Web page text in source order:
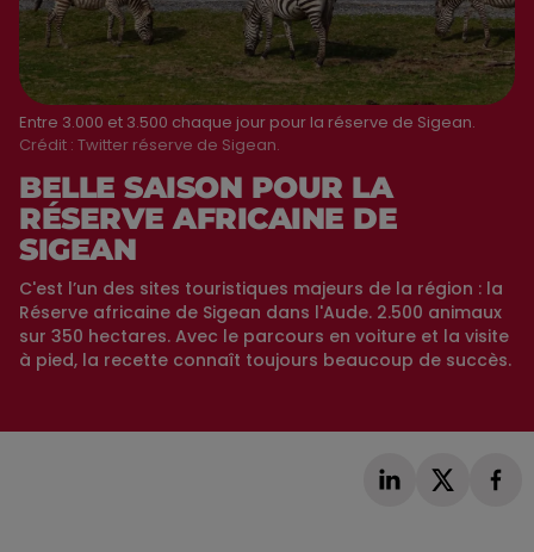
Entre 3.000 et 3.500 chaque jour pour la réserve de Sigean.
Crédit : Twitter réserve de Sigean.
BELLE SAISON POUR LA
RÉSERVE AFRICAINE DE
SIGEAN
C'est l’un des sites touristiques majeurs de la région : la
Réserve africaine de Sigean dans l'Aude. 2.500 animaux
sur 350 hectares. Avec le parcours en voiture et la visite
à pied, la recette connaît toujours beaucoup de succès.